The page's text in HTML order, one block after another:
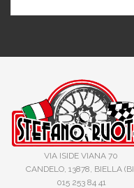
VIA ISIDE VIANA 70
CANDELO, 13878, BIELLA
015 253 84 41